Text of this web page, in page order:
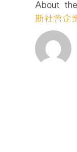
About
斯社會企